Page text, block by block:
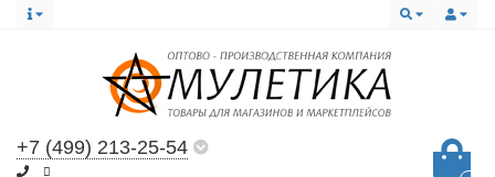
+7 (499) 213-25-54